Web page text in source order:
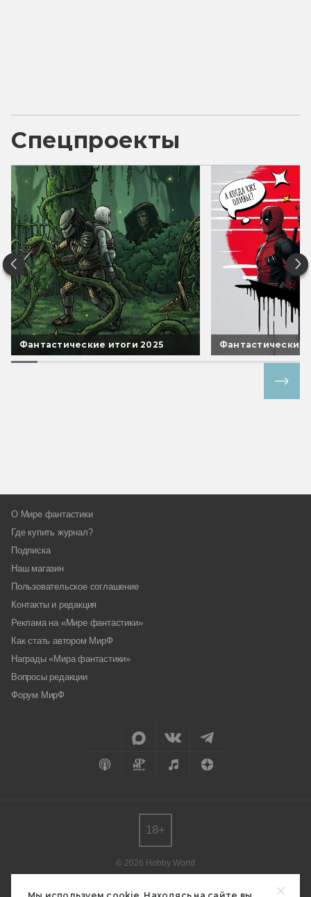
Спецпроекты
Фантастические итоги 2025 Фантастические
О Мире фантастики
Где купить журнал?
Подписка
Наш магазин
Пользовательское соглашение
Контакты и редакция
Реклама на «Мире фантастики»
Как стать автором МирФ
Награды «Мира фантастики»
Вопросы редакции
Форум МирФ
© 2026 Hobby World
редакции.
18+